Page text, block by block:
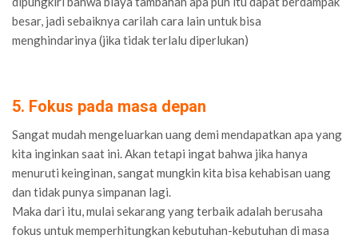
besar, jadi sebaiknya carilah cara lain untuk bisa
menghindarinya (jika tidak terlalu diperlukan)
5. Fokus pada masa depan
Sangat mudah mengeluarkan uang demi mendapatkan apa yang
kita inginkan saat ini. Akan tetapi ingat bahwa jika hanya
menuruti keinginan, sangat mungkin kita bisa kehabisan uang
dan tidak punya simpanan lagi.
Maka dari itu, mulai sekarang yang terbaik adalah berusaha
fokus untuk memperhitungkan kebutuhan-kebutuhan di masa